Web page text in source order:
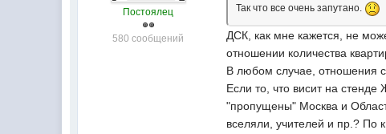
Постоялец
580 сообщений
Так что все очень запутано.
ДСК, как мне кажется, не
отношении количества
В любом случае, отношения
Если то, что висит на стенде
"пропущены" Москва и
вселяли, учителей и пр.? По